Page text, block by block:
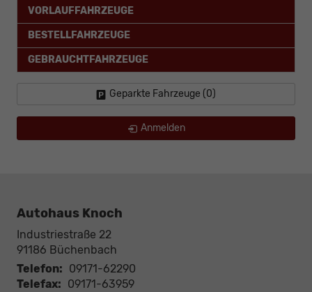
VORLAUFFAHRZEUGE
BESTELLFAHRZEUGE
GEBRAUCHTFAHRZEUGE
Geparkte Fahrzeuge (0)
Anmelden
Autohaus Knoch
Industriestraße 22
91186 Büchenbach
Telefon: 09171-62290
Telefax: 09171-63959